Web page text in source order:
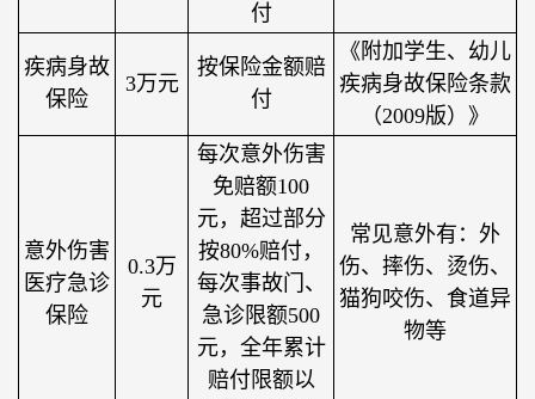
付
疾病身故
保险
3万元
按保险金额赔
付
《附加学生、幼儿
疾病身故保险条款
（2009版）》
意外伤害
医疗急诊
保险
0.3万
元
每次意外伤害
免赔额100
元，超过部分
按80%赔付，
每次事故门、
急诊限额500
元，全年累计
赔付限额以
常见意外有：外
伤、摔伤、烫伤、
猫狗咬伤、食道异
物等